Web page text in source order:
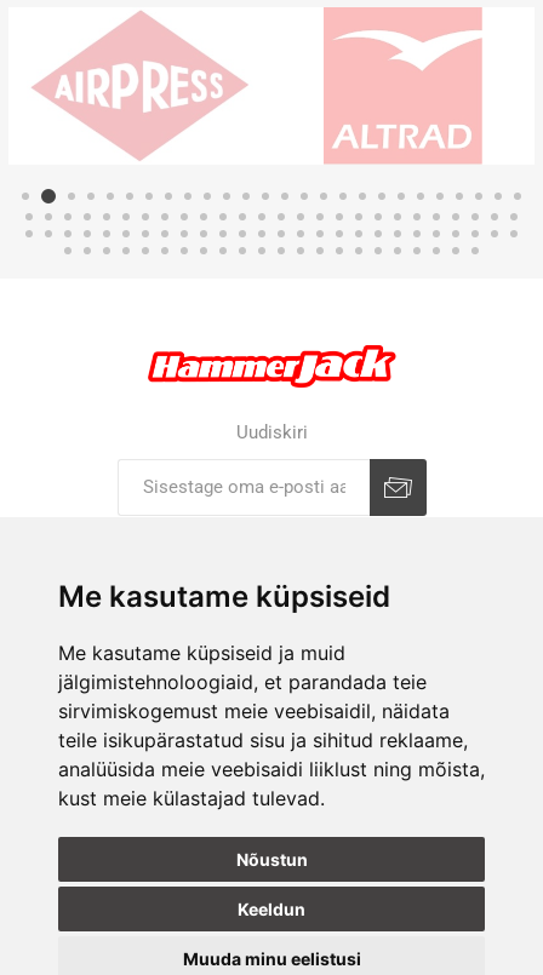
Me kasutame küpsiseid
Me kasutame küpsiseid ja muid
jälgimistehnoloogiaid, et parandada teie
sirvimiskogemust meie veebisaidil, näidata
teile isikupärastatud sisu ja sihitud reklaame,
analüüsida meie veebisaidi liiklust ning mõista,
kust meie külastajad tulevad.
Nõustun
Keeldun
Muuda minu eelistusi
Uudiskiri
E-POOD
KAUPLUSED